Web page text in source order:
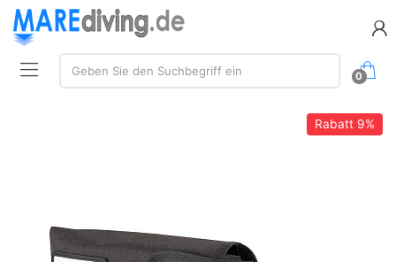
Suche:
Geben Sie den Suchbegriff ein
0
Rabatt9%